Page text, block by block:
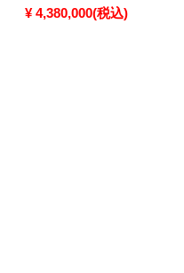
¥ 4,380,000(税込)